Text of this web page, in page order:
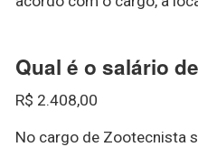
Qual é o salário
R$ 2.408,00
No cargo de Zootecnista